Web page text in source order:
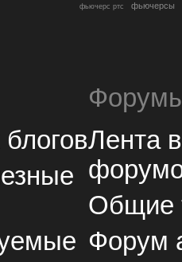
фьючерс ртс фьючерсы
Лента
Общие
Форум